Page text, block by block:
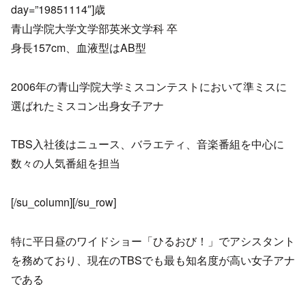
day=”19851114″]歳
青山学院大学文学部英米文学科 卒
身長157cm、血液型はAB型
2006年の青山学院大学ミスコンテストにおいて準ミスに
選ばれたミスコン出身女子アナ
TBS入社後はニュース、バラエティ、音楽番組を中心に
数々の人気番組を担当
[/su_column][/su_row]
特に平日昼のワイドショー「ひるおび！」でアシスタント
を務めており、現在のTBSでも最も知名度が高い女子アナ
である